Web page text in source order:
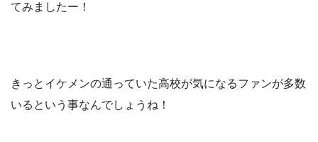
てみましたー！
きっとイケメンの通っていた高校が気になるファンが多数
いるという事なんでしょうね！